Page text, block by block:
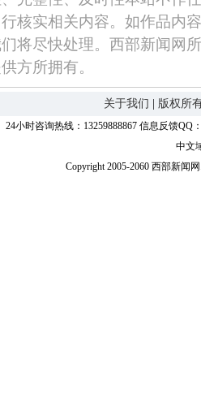
核实相关内容。如作品内
将尽快处理。西部新闻网
方所拥有。
关于我们 版权所
24小时咨询热线：13259888867 信息反馈QQ
中文
Copyright 2005-2060 西部新闻